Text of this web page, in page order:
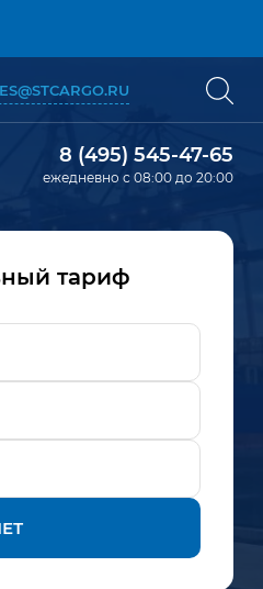
8 (495) 545-47-65
ежедневно с 08:00 до 20:00
тариф